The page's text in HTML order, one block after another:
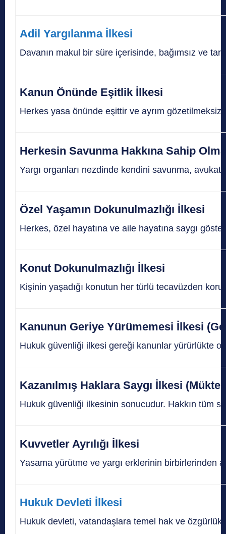
Adil Yargılanma İlkesi
Davanın makul bir süre içerisinde, bağımsız ve
Kanun Önünde Eşitlik İlkesi
Herkes yasa önünde eşittir ve ayrım
Herkesin Savunma Hakkına Sahip
Yargı organları nezdinde kendini savunma,
Özel Yaşamın Dokunulmazlığı İlkesi
Herkes, özel hayatına ve aile hayatına saygı
Konut Dokunulmazlığı İlkesi
Kişinin yaşadığı konutun her türlü tecavüzden
Kanunun Geriye Yürümemesi İlkesi
Hukuk güvenliği ilkesi gereği kanunlar yürürlükte
Kazanılmış Haklara Saygı İlkesi
Hukuk güvenliği ilkesinin sonucudur. Hakkın tüm
Kuvvetler Ayrılığı İlkesi
Yasama yürütme ve yargı erklerinin birbirlerinden
Hukuk Devleti İlkesi
Hukuk devleti, vatandaşlara temel hak ve